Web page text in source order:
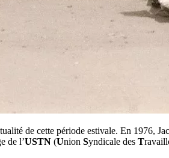
de cette période estivale. En 1976,
de l’USTN (Union Syndicale des T